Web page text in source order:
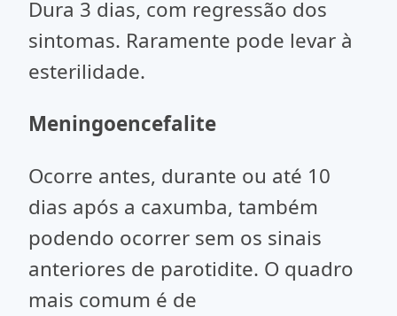
Dura 3 dias, com regressão dos
sintomas. Raramente pode levar à
esterilidade.
Meningoencefalite
Ocorre antes, durante ou até 10
dias após a caxumba, também
podendo ocorrer sem os sinais
anteriores de parotidite. O quadro
mais comum é de